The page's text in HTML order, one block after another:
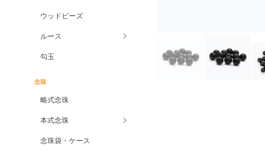
ウッドビーズ
ルース
勾玉
念珠
略式念珠
本式念珠
念珠袋・ケース